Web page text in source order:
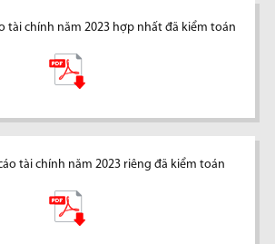
tài chính năm 2023 hợp nhất đã kiểm toán
tài chính năm 2023 riêng đã kiểm toán